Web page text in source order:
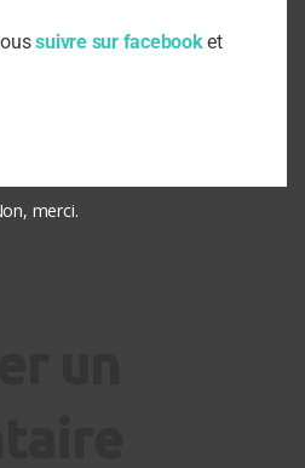
– Août 2026
les CTRC et les droits des
suivre sur facebooket
merci.